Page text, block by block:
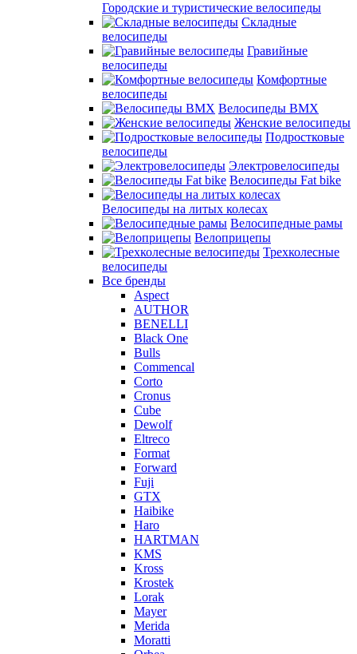
Городские и туристические велосипеды
Складные
велосипеды
Гравийные
велосипеды
Комфортные
велосипеды
Велосипеды BMX
Женские велосипеды
Подростковые
велосипеды
Электровелосипеды
Велосипеды Fat bike
Велосипеды на литых колесах
Велосипедные рамы
Велоприцепы
Трехколесные
велосипеды
Все бренды
Aspect
AUTHOR
BENELLI
Black One
Bulls
Commencal
Corto
Cronus
Cube
Dewolf
Eltreco
Format
Forward
Fuji
GTX
Haibike
Haro
HARTMAN
KMS
Kross
Krostek
Lorak
Mayer
Merida
Moratti